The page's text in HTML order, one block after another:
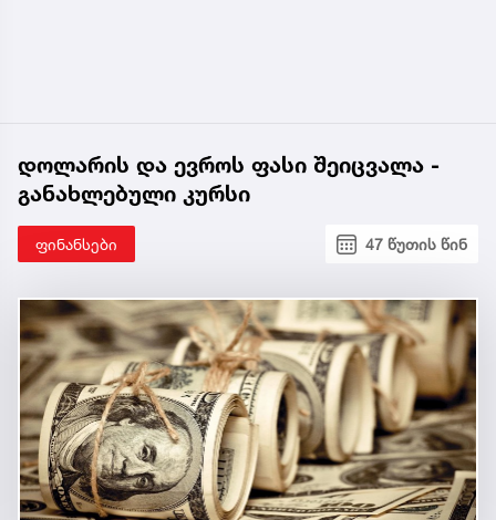
დოლარის და ევროს ფასი შეიცვალა -
განახლებული კურსი
ფინანსები 47 წუთის წინ